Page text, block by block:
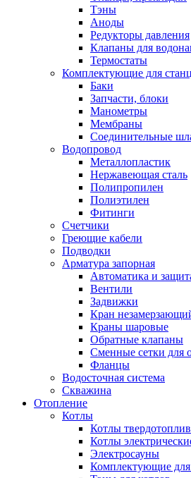
Обмен и возврат товара
Вакансии
Тэны
Аноды
Редукторы давления
Клапаны для
Термостаты
Комплектующие для
Баки
Запчасти, блоки
Манометры
Мембраны
Соединительные
Водопровод
Металлопластик
Нержавеющая сталь
Полипропилен
Полиэтилен
Фитинги
Счетчики
Греющие кабели
Подводки
Арматура запорная
Автоматика и
Вентили
Задвижки
Кран
Краны шаровые
Обратные клапаны
Сменные сетки для
Фланцы
Водосточная система
Скважина
Отопление
Котлы
Котлы
Котлы
Электросауны
Комплектующие для